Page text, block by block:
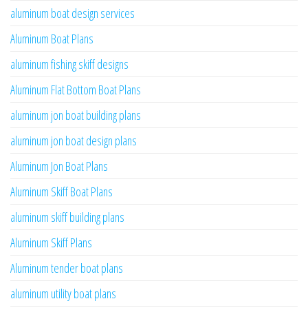
aluminum boat design services
Aluminum Boat Plans
aluminum fishing skiff designs
Aluminum Flat Bottom Boat Plans
aluminum jon boat building plans
aluminum jon boat design plans
Aluminum Jon Boat Plans
Aluminum Skiff Boat Plans
aluminum skiff building plans
Aluminum Skiff Plans
Aluminum tender boat plans
aluminum utility boat plans